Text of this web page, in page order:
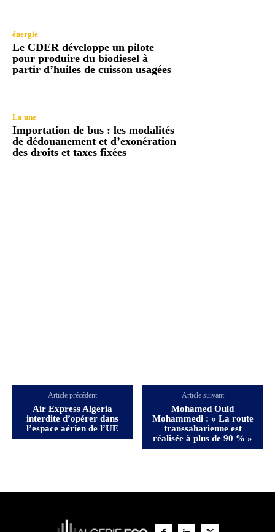
énergie
Le CDER développe un pilote
pour produire du biodiesel à
partir d’huiles de cuisson usagées
La une
Importation de bus : les modalités
de dédouanement et d’exonération
des droits et taxes fixées
Article précédent
Air Express Algeria
interdite d’opérer dans
l’espace aérien de l’UE
Article suivant
Mohamed Ould
Mohammedi : « La route
transsaharienne est
réalisée à plus de 90 % »